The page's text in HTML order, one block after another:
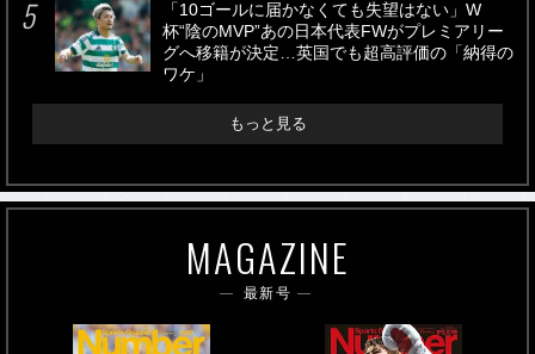
「10ゴールに届かなくても失望はない」W
杯“陰のMVP”あの日本代表FWがプレミアリー
グへ移籍が決定…英国でも超高評価の「納得の
ワケ」
もっと見る
MAGAZINE
最新号